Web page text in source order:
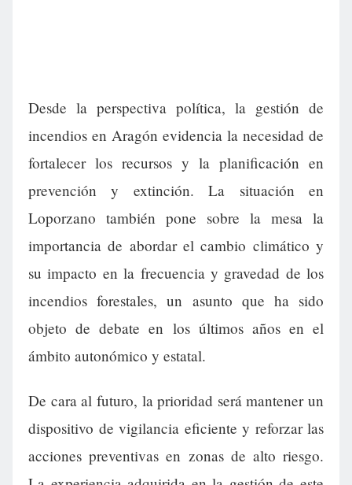
Desde la perspectiva política, la gestión de
incendios en Aragón evidencia la necesidad de
fortalecer los recursos y la planificación en
prevención y extinción. La situación en
Loporzano también pone sobre la mesa la
importancia de abordar el cambio climático y
su impacto en la frecuencia y gravedad de los
incendios forestales, un asunto que ha sido
objeto de debate en los últimos años en el
ámbito autonómico y estatal.
De cara al futuro, la prioridad será mantener un
dispositivo de vigilancia eficiente y reforzar las
acciones preventivas en zonas de alto riesgo.